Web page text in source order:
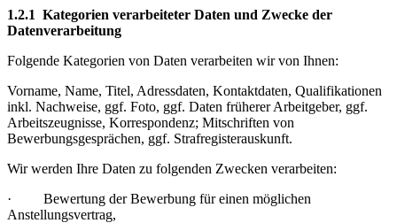
1.2.1 Kategorien verarbeiteter Daten und Zwecke der
Datenverarbeitung
Folgende Kategorien von Daten verarbeiten wir von Ihnen:
Vorname, Name, Titel, Adressdaten, Kontaktdaten, Qualifikationen
inkl. Nachweise, ggf. Foto, ggf. Daten früherer Arbeitgeber, ggf.
Arbeitszeugnisse, Korrespondenz; Mitschriften von
Bewerbungsgesprächen, ggf. Strafregisterauskunft.
Wir werden Ihre Daten zu folgenden Zwecken verarbeiten:
· Bewertung der Bewerbung für einen möglichen
Anstellungsvertrag,